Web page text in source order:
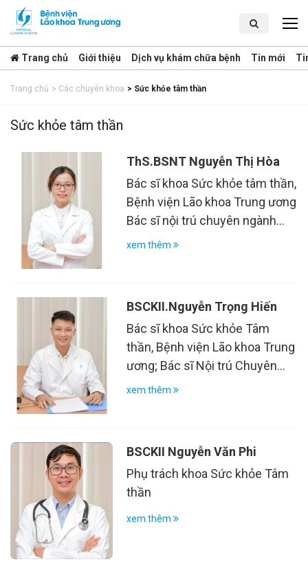
Trang chủ Giới thiệu Dịch vụ khám chữa bệnh Tin mới
Trang chủ > Các chuyên khoa > Sức khỏe tâm thần
Sức khỏe tâm thần
ThS.BSNT Nguyễn Thị Hòa
Bác sĩ khoa Sức khỏe tâm thần,
Bệnh viện Lão khoa Trung ương
Bác sĩ nội trú chuyên ngành
Tâm thần, Trường Đại học Y Hà
xem thêm
BSCKII.Nguyễn Trọng Hiến
Bác sĩ khoa Sức khỏe Tâm
thần, Bệnh viện Lão khoa Trung
ương; Bác sĩ Nội trú Chuyên
ngành Tâm thần Đại học Y Hà
xem thêm
BSCKII Nguyễn Văn Phi
Phụ trách khoa Sức khỏe Tâm
thần
xem thêm